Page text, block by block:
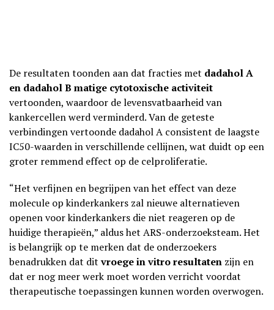
De resultaten toonden aan dat fracties met dadahol A
en dadahol B matige cytotoxische activiteit
vertoonden, waardoor de levensvatbaarheid van
kankercellen werd verminderd. Van de geteste
verbindingen vertoonde dadahol A consistent de laagste
IC50-waarden in verschillende cellijnen, wat duidt op een
groter remmend effect op de celproliferatie.
“Het verfijnen en begrijpen van het effect van deze
molecule op kinderkankers zal nieuwe alternatieven
openen voor kinderkankers die niet reageren op de
huidige therapieën,” aldus het ARS-onderzoeksteam. Het
is belangrijk op te merken dat de onderzoekers
benadrukken dat ditvroege in vitro resultaten zijn en
dat er nog meer werk moet worden verricht voordat
therapeutische toepassingen kunnen worden overwogen.